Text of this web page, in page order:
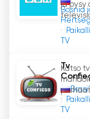
Bosnia
TV
ja pysy
Tv
TV
Katso